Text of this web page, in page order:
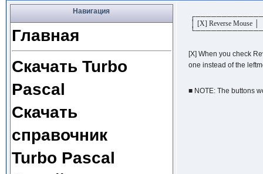
Навигация
Главная
Скачать Turbo
Pascal
Скачать
справочник
Turbo Pascal
│ [X] Reverse Mouse │
[X] When you check
one instead of the
■ NOTE: The buttons